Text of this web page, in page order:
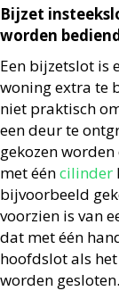
Bijzet
worden
Een bijzetslot is
woning extra te
niet praktisch
een deur te
gekozen
met ééncilinder
bijvoorbeeld
voorzien is van
dat met één
hoofdslot als
worden gesloten.